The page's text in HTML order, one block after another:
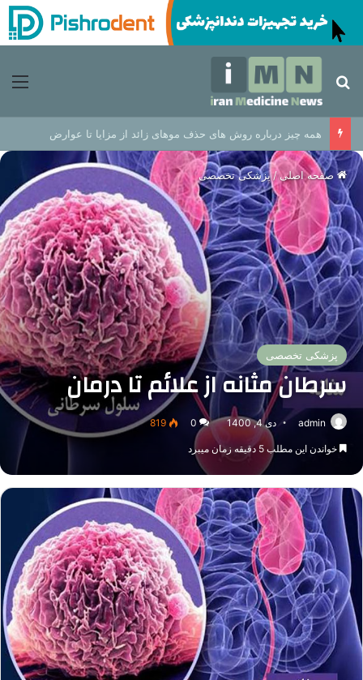
جستجو برای
همه چیز درباره روش های حذف موهای زائد از مزایا تا عوارض
صفحه اصلی/پزشکی تخصصی
پزشکی تخصصی
سرطان مثانه از علائم تا درمان
admin دی 4, 1400 0
819
خواندن این مطلب 5 دقیقه زمان میبرد